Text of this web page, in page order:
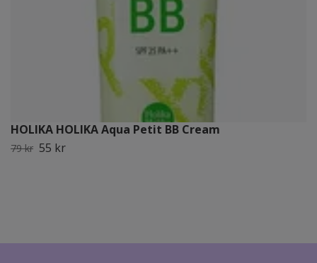
HOLIKA HOLIKA Aqua Petit BB Cream
79 kr 55 kr